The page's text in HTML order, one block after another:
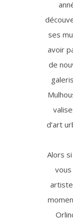
ses
avoir
de
d’art
Alors